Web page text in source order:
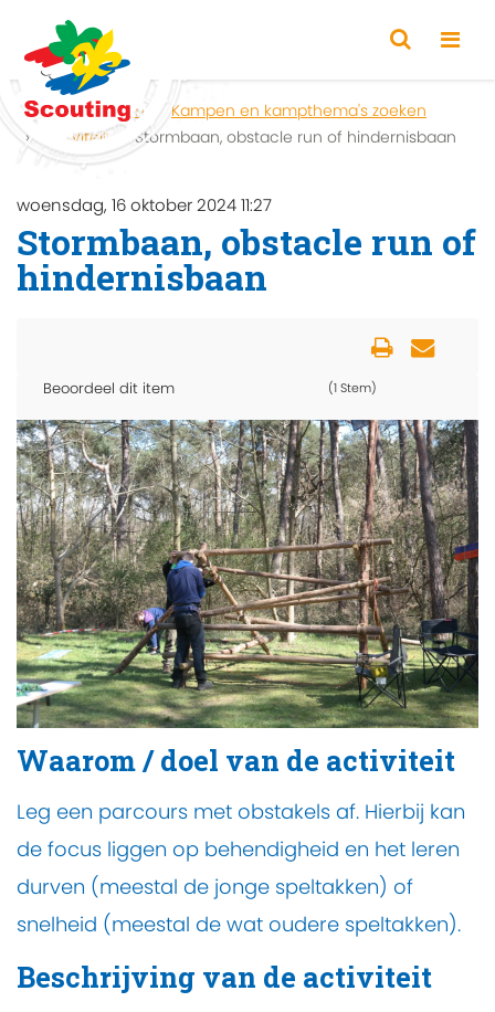
Home Zoeken
Kampen en kampthema's zoeken
Activiteit
Stormbaan, obstacle run of hindernisbaan
woensdag, 16 oktober 2024 11:27
Stormbaan, obstacle run of
hindernisbaan
Beoordeel dit item (1 Stem)
Waarom / doel van de activiteit
Leg een parcours met obstakels af. Hierbij kan
de focus liggen op behendigheid en het leren
durven (meestal de jonge speltakken) of
snelheid (meestal de wat oudere speltakken).
Beschrijving van de activiteit